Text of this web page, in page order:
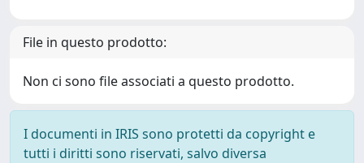
File in questo prodotto:
Non ci sono file associati a questo prodotto.
I documenti in IRIS sono protetti da copyright e
tutti i diritti sono riservati, salvo diversa